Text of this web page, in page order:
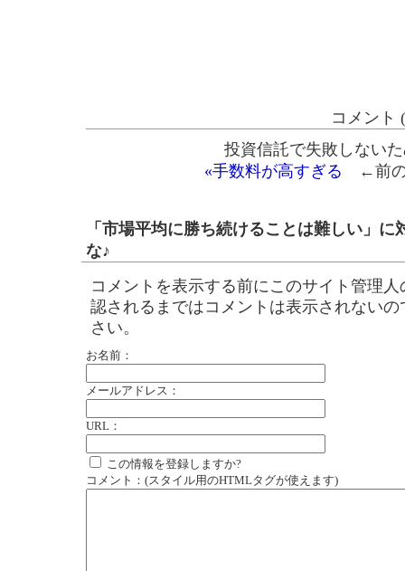
コメント
投資信託で失敗しない
«手数料が高すぎる ←前
「市場平均に勝ち続けることは難しい」
な♪
コメントを表示する前にこのサイト管理
認されるまではコメントは表示されない
さい。
お名前：
メールアドレス：
URL：
この情報を登録しますか?
コメント：(スタイル用のHTMLタグが使えます)